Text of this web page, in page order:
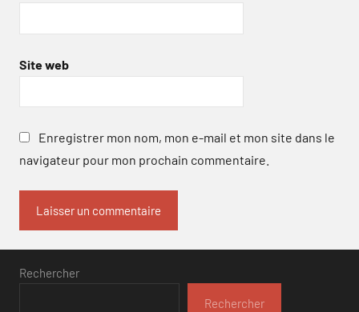
Site web
Enregistrer mon nom, mon e-mail et mon site dans le
navigateur pour mon prochain commentaire.
Rechercher
Rechercher